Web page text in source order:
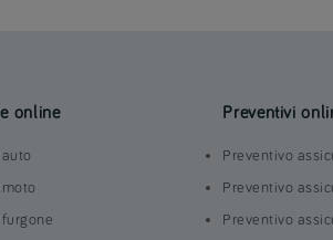
online Preventivi
Preventivo
Preventivo
Preventivo